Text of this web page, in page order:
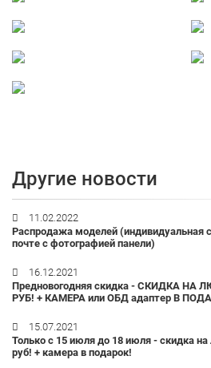
Другие новости
11.02.2022
Распродажа моделей (индивидуальная
почте с фотографией панели)
16.12.2021
Предновогодняя скидка - СКИДКА НА
РУБ! + КАМЕРА или ОБД адаптер В
15.07.2021
Только с 15 июля до 18 июля - скидка
руб! + камера в подарок!